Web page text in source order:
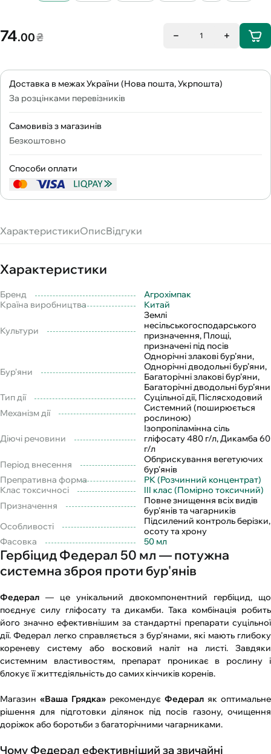
74.00₴ 1
Доставка в межах України (Нова пошта, Укрпошта)
За розцінками перевізників
Самовивіз з магазинів
Безкоштовно
Способи оплати
ХарактеристикиОписВідгуки
Характеристики
Бренд
Агрохімпак
Країна виробництва
Китай
Культури
Землі
несільськогосподарського
призначення, Площі,
призначені під посів
Бур'яни
Однорічні злакові бур’яни,
Однорічні дводольні бур’яни,
Багаторічні злакові бур’яни,
Багаторічні дводольні бур’яни
Тип дії
Суцільної дії, Післясходовий
Механізм дії
Системний (поширюється
рослиною)
Діючі речовини
Ізопропіламінна сіль
гліфосату 480 г/л, Дикамба 60
г/л
Період внесення
Обприскування вегетуючих
бур'янів
Препративна форма
РК (Розчинний концентрат)
Клас токсичносі
III клас (Помірно токсичний)
Призначення
Повне знищення всіх видів
бур'янів та чагарників
Особливості
Підсилений контроль берізки,
осоту та хрону
Фасовка
50 мл
Гербіцид Федерал 50 мл — потужна
системна зброя проти бур'янів
Федерал — це унікальний двокомпонентний гербіцид, що
поєднує силу гліфосату та дикамби. Така комбінація робить
його значно ефективнішим за стандартні препарати суцільної
дії. Федерал легко справляється з бур'янами, які мають глибоку
кореневу систему або восковий наліт на листі. Завдяки
системним властивостям, препарат проникає в рослину і
блокує її життєдіяльність до самих кінчиків коренів.
Магазин «Ваша Грядка» рекомендує Федерал як оптимальне
рішення для підготовки ділянок під посів газону, очищення
доріжок або боротьби з багаторічними чагарниками.
Чому Федерал ефективніший за звичайні